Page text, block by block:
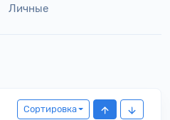
Личные
Сортировка